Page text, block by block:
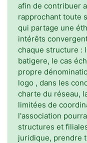
afin de contribuer
rapprochant toute
qui partage une
intérêts
chaque structure :
batigere, le cas
propre
logo , dans les
charte du réseau,
limitées de
l'association
structures et
juridique, prendre